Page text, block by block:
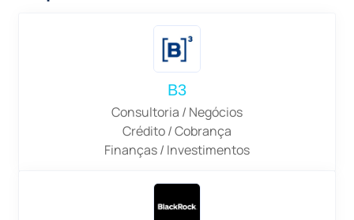
B3
Consultoria / Negócios
Crédito / Cobrança
Finanças / Investimentos